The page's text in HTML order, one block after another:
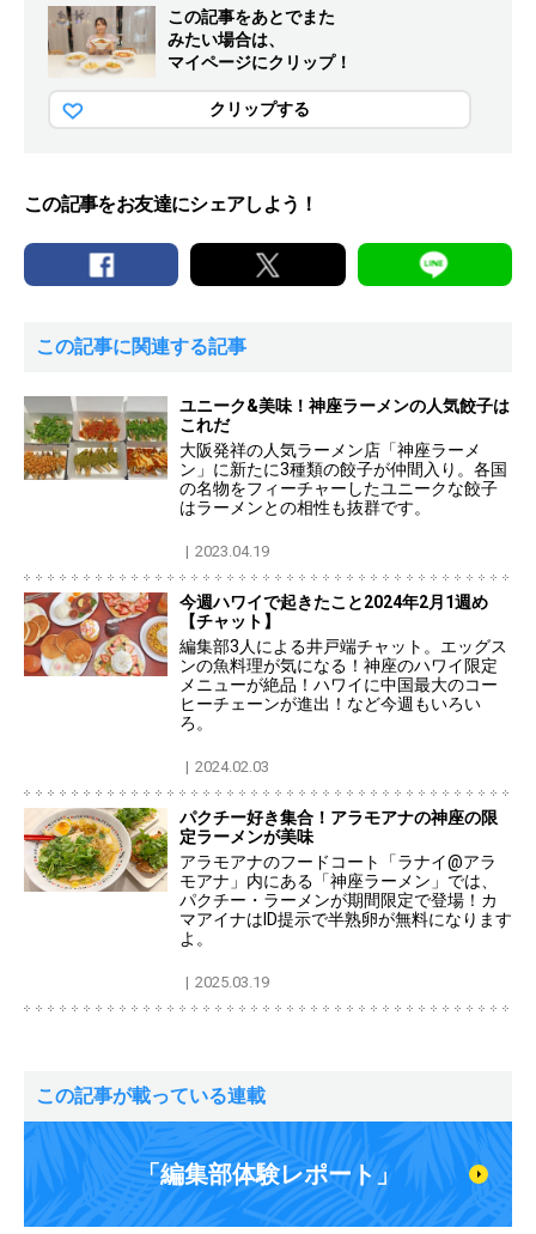
この記事をあとでまた
みたい場合は、
マイページにクリップ！
クリップする
この記事をお友達にシェアしよう！
この記事に関連する記事
ユニーク&美味！神座ラーメンの人気餃子は
これだ
大阪発祥の人気ラーメン店「神座ラーメ
ン」に新たに3種類の餃子が仲間入り。各国
の名物をフィーチャーしたユニークな餃子
はラーメンとの相性も抜群です。
2023.04.19
今週ハワイで起きたこと2024年2月1週め
【チャット】
編集部3人による井戸端チャット。エッグス
ンの魚料理が気になる！神座のハワイ限定
メニューが絶品！ハワイに中国最大のコー
ヒーチェーンが進出！など今週もいろい
ろ。
2024.02.03
パクチー好き集合！アラモアナの神座の限
定ラーメンが美味
アラモアナのフードコート「ラナイ@アラ
モアナ」内にある「神座ラーメン」では、
パクチー・ラーメンが期間限定で登場！カ
マアイナはID提示で半熟卵が無料になります
よ。
2025.03.19
この記事が載っている連載
「編集部体験レポート」